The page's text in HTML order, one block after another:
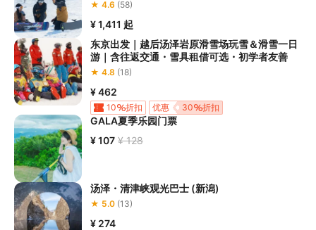
★ 4.6 (58)
¥ 1,411 起
东京出发｜越后汤泽岩原滑雪场玩雪＆滑雪一日
游｜含往返交通・雪具租借可选・初学者友善
★ 4.8 (18)
¥ 462
10 折扣 30 折扣
优惠
GALA夏季乐园门票
¥ 107 ¥ 128
汤泽・清津峡观光巴士 (新潟)
★ 5.0 (13)
¥ 274